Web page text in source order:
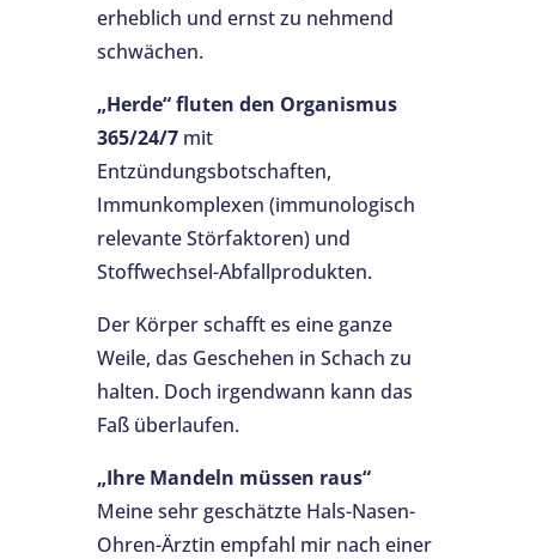
erheblich und ernst zu nehmend
schwächen.
„Herde“ fluten den Organismus
365/24/7mit
Entzündungsbotschaften,
Immunkomplexen (immunologisch
relevante Störfaktoren) und
Stoffwechsel-Abfallprodukten.
Der Körper schafft es eine ganze
Weile, das Geschehen in Schach zu
halten. Doch irgendwann kann das
Faß überlaufen.
„Ihre Mandeln müssen raus“
Meine sehr geschätzte Hals-Nasen-
Ohren-Ärztin empfahl mir nach einer